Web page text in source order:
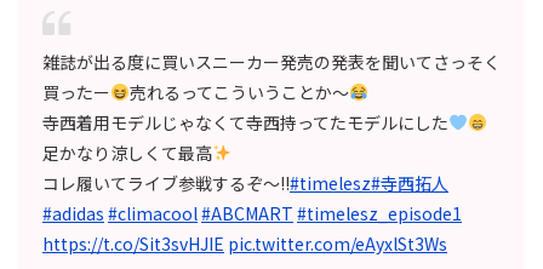
雑誌が出る度に買いスニーカー発売の発表を聞いてさっそく
買ったー
売れるってこういうことか〜
寺西着用モデルじゃなくて寺西持ってたモデルにした
足かなり涼しくて最高
コレ履いてライブ参戦するぞ〜!!#timelesz#寺西拓人
#adidas #climacool#ABCMART #timelesz_episode1
https://t.co/Sit3svHJIE pic.twitter.com/eAyxlSt3Ws